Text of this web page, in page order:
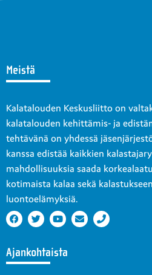
Meistä
Kalatalouden Keskusliitto on
kalatalouden kehittämis- ja
tehtävänä on yhdessä
kanssa edistää kaikkien
mahdollisuuksia saada
kotimaista kalaa sekä
luontoelämyksiä.
Ajankohtaista